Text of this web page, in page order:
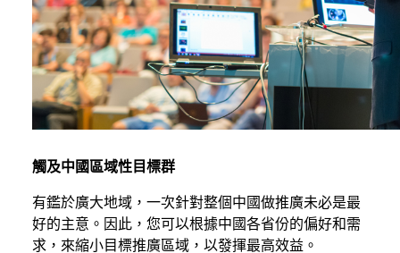
觸及中國區域性目標群
有鑑於廣大地域，一次針對整個中國做推廣未必是最
好的主意。因此，您可以根據中國各省份的偏好和需
求，來縮小目標推廣區域，以發揮最高效益。